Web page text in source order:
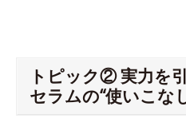
トピック② 実力を
セラムの“使いこな